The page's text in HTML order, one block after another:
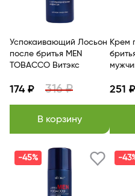
Успокаивающий Лосьон
после бритья MEN
TOBACCO Витэкс
174 ₽ 316 ₽
В корзину
Крем
251 ₽
-45% -